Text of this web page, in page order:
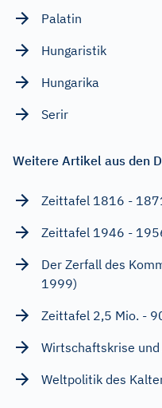
Palatin
Hungaristik
Hungarika
Serir
Weitere Artikel aus den
Zeittafel 1816 -
Zeittafel 1946 -
Der Zerfall des
1999)
Zeittafel 2,5 Mio. -
Wirtschaftskrise
Weltpolitik des